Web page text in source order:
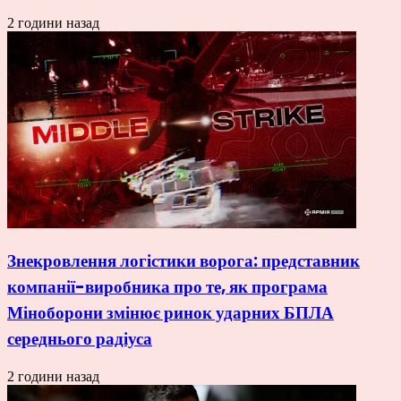
2 години назад
Знекровлення логістики ворога: представник
компанії-виробника про те, як програма
Міноборони змінює ринок ударних БПЛА
середнього радіуса
2 години назад